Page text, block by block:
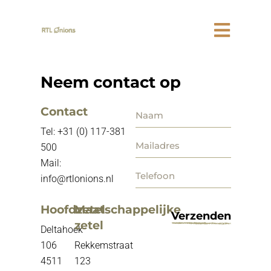
Neem contact op
Contact
Tel: +31 (0) 117-381
500
Mail:
info@rtlonions.nl
Hoofdzetel
Deltahoek
106
4511
Maatschappelijke
zetel
Rekkemstraat
123
Verzenden